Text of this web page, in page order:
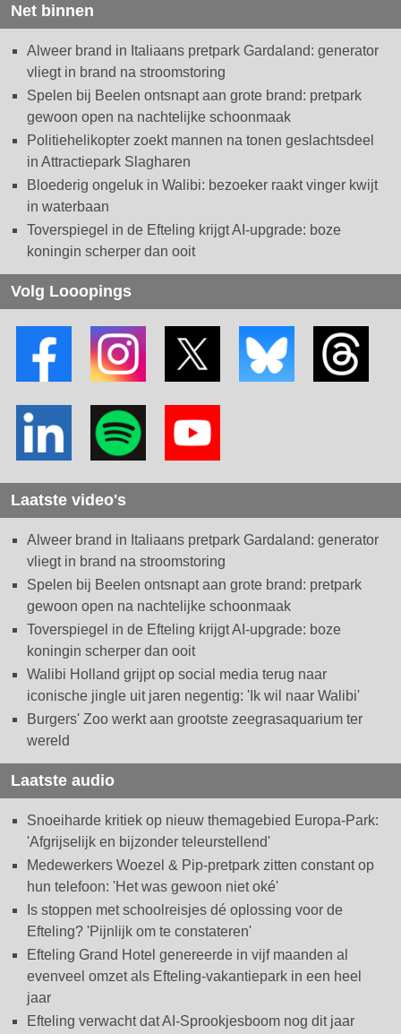
Net binnen
Alweer brand in Italiaans pretpark Gardaland: generator
vliegt in brand na stroomstoring
Spelen bij Beelen ontsnapt aan grote brand: pretpark
gewoon open na nachtelijke schoonmaak
Politiehelikopter zoekt mannen na tonen geslachtsdeel
in Attractiepark Slagharen
Bloederig ongeluk in Walibi: bezoeker raakt vinger kwijt
in waterbaan
Toverspiegel in de Efteling krijgt AI-upgrade: boze
koningin scherper dan ooit
Volg Looopings
Laatste video's
Alweer brand in Italiaans pretpark Gardaland: generator
vliegt in brand na stroomstoring
Spelen bij Beelen ontsnapt aan grote brand: pretpark
gewoon open na nachtelijke schoonmaak
Toverspiegel in de Efteling krijgt AI-upgrade: boze
koningin scherper dan ooit
Walibi Holland grijpt op social media terug naar
iconische jingle uit jaren negentig: 'Ik wil naar Walibi'
Burgers' Zoo werkt aan grootste zeegrasaquarium ter
wereld
Laatste audio
Snoeiharde kritiek op nieuw themagebied Europa-Park:
'Afgrijselijk en bijzonder teleurstellend'
Medewerkers Woezel & Pip-pretpark zitten constant op
hun telefoon: 'Het was gewoon niet oké'
Is stoppen met schoolreisjes dé oplossing voor de
Efteling? 'Pijnlijk om te constateren'
Efteling Grand Hotel genereerde in vijf maanden al
evenveel omzet als Efteling-vakantiepark in een heel
jaar
Efteling verwacht dat AI-Sprookjesboom nog dit jaar